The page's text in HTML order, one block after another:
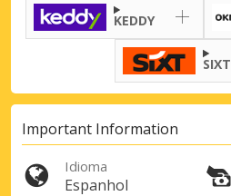
Descontos especiais
fornecedores
KEDDY
SIXT
Important Information
Idioma
Espanhol